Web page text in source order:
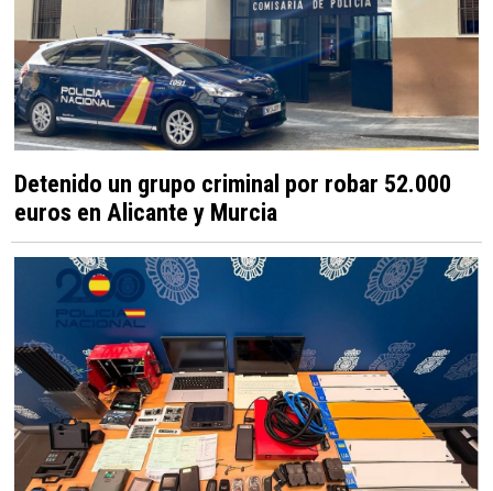
Detenido un grupo criminal por robar 52.000
euros en Alicante y Murcia